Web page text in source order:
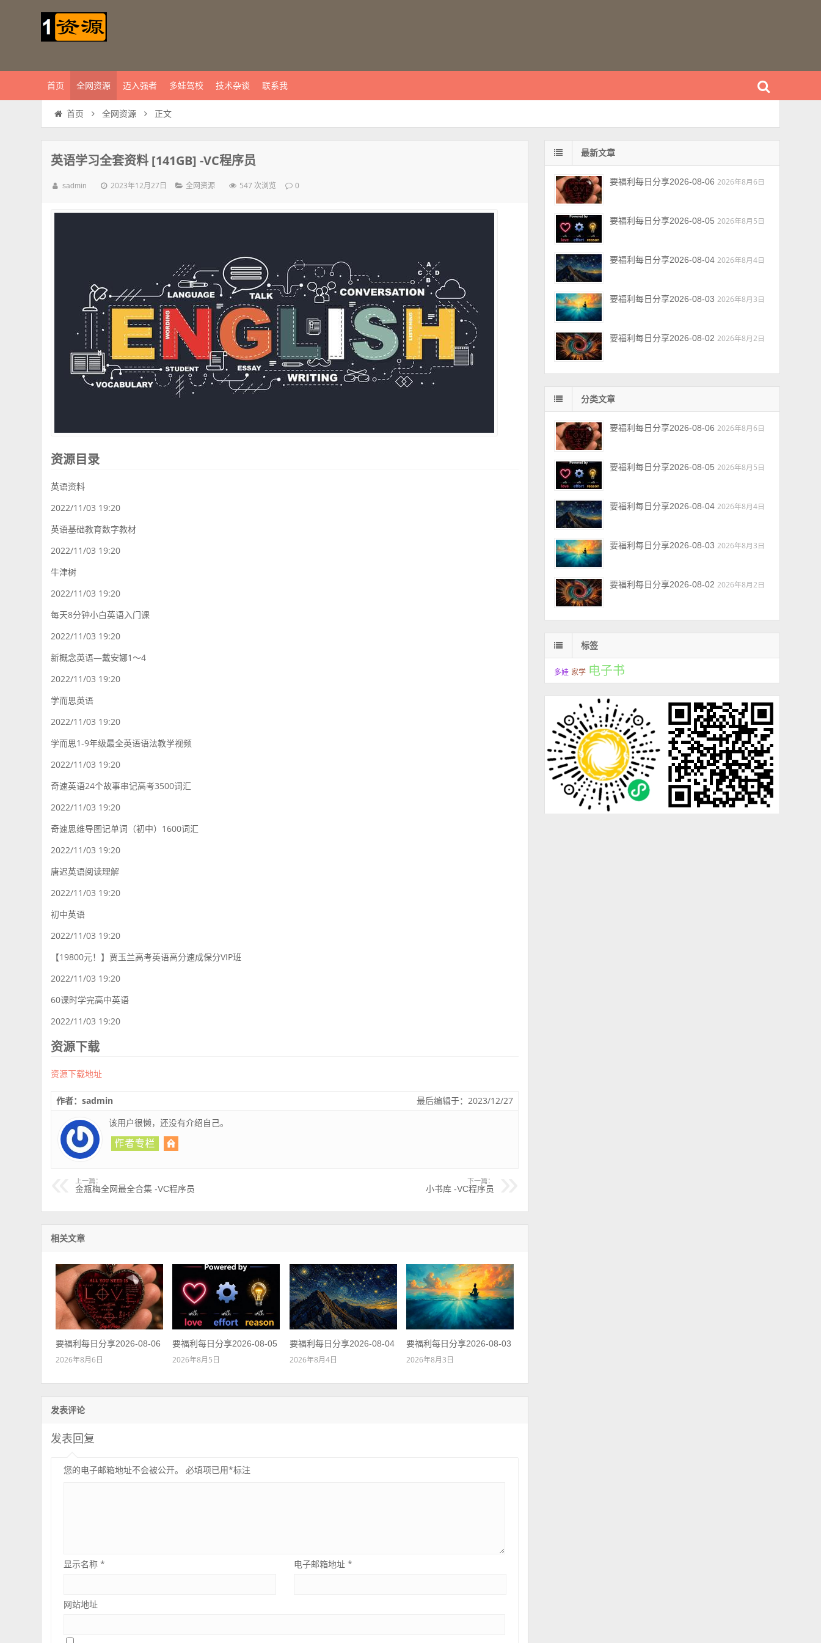
首页 全网资源 迈入强者 多娃驾校 技术杂谈 联系我
首页 全网资源 正文
英语学习全套资料 [141GB] -VC程序员
sadmin 2023年12月27日 全网资源 547 次浏览 0
资源目录
英语资料
2022/11/03 19:20
英语基础教育数字教材
2022/11/03 19:20
牛津树
2022/11/03 19:20
每天8分钟小白英语入门课
2022/11/03 19:20
新概念英语—戴安娜1～4
2022/11/03 19:20
学而思英语
2022/11/03 19:20
学而思1-9年级最全英语语法教学视频
2022/11/03 19:20
奇速英语24个故事串记高考3500词汇
2022/11/03 19:20
奇速思维导图记单词（初中）1600词汇
2022/11/03 19:20
唐迟英语阅读理解
2022/11/03 19:20
初中英语
2022/11/03 19:20
【19800元！】贾玉兰高考英语高分速成保分VIP班
2022/11/03 19:20
60课时学完高中英语
2022/11/03 19:20
资源下载
资源下载地址
最后编辑于：2023/12/27
作者：sadmin
该用户很懒，还没有介绍自己。
上一篇：
金瓶梅全网最全合集 -VC程序员
下一篇：
小书库 -VC程序员
相关文章
要福利每日分享2026-08-06
2026年8月6日
要福利每日分享2026-08-05
2026年8月5日
要福利每日分享2026-08-04
2026年8月4日
要福利每日分享2026-08-03
2026年8月3日
发表评论
发表回复
您的电子邮箱地址不会被公开。 必填项已用*标注
显示名称* 电子邮箱地址 *
网站地址
最新文章
要福利每日分享2026-08-06 2026年8月6日
要福利每日分享2026-08-05 2026年8月5日
要福利每日分享2026-08-04 2026年8月4日
要福利每日分享2026-08-03 2026年8月3日
要福利每日分享2026-08-02 2026年8月2日
分类文章
要福利每日分享2026-08-06 2026年8月6日
要福利每日分享2026-08-05 2026年8月5日
要福利每日分享2026-08-04 2026年8月4日
要福利每日分享2026-08-03 2026年8月3日
要福利每日分享2026-08-02 2026年8月2日
标签
多娃 家学 电子书